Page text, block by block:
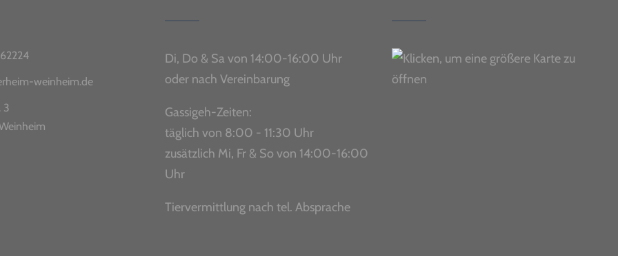
weinheim.de
3
Di, Do & Sa von 14:00-16:00 Uhr
oder nach Vereinbarung
Gassigeh-Zeiten:
täglich von 8:00 - 11:30 Uhr
zusätzlich Mi, Fr & So von 14:00-16:00
Uhr
Tiervermittlung nach tel. Absprache